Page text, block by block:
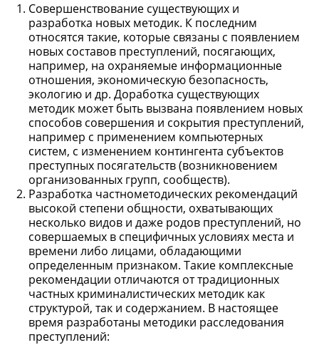
Совершенствование существующих и
разработка новых методик. К последним
относятся такие, которые связаны с появлением
новых составов преступлений, посягающих,
например, на охраняемые информационные
отношения, экономическую безопасность,
экологию и др. Доработка существующих
методик может быть вызвана появлением новых
способов совершения и сокрытия преступлений,
например с применением компьютерных
систем, с изменением контингента субъектов
преступных посягательств (возникновением
организованных групп, сообществ).
Разработка частнометодических рекомендаций
высокой степени общности, охватывающих
несколько видов и даже родов преступлений, но
совершаемых в специфичных условиях места и
времени либо лицами, обладающими
определенным признаком. Такие комплексные
рекомендации отличаются от традиционных
частных криминалистических методик как
структурой, так и содержанием. В настоящее
время разработаны методики расследования
преступлений: